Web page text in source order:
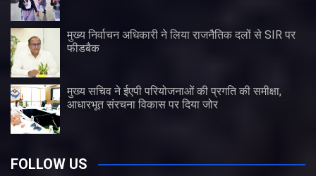
मुख्य निर्वाचन अधिकारी ने लिया राजनैतिक दलों से SIR पर
फीडबैक
मुख्य सचिव ने ईएपी परियोजनाओं की प्रगति की समीक्षा,
आधारभूत संरचना विकास पर दिया जोर
FOLLOW US